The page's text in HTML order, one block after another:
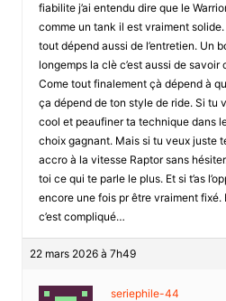
fiabilite j’ai entendu dire que le
comme un tank il est vraiment
tout dépend aussi de l’entretien. Un
longemps la clè c’est aussi de savoir
Come tout finalement çà dépend à
ça dépend de ton style de ride. Si tu
cool et peaufiner ta technique dans
choix gagnant. Mais si tu veux juste
accro à la vitesse Raptor sans
toi ce qui te parle le plus. Et si t’as
encore une fois pr être vraiment fixé.
c’est compliqué…
22 mars 2026 à 7h49
seriephile-44